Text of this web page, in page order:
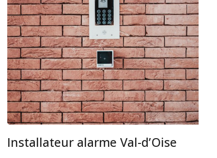
Installateur alarme Val-d’Oise